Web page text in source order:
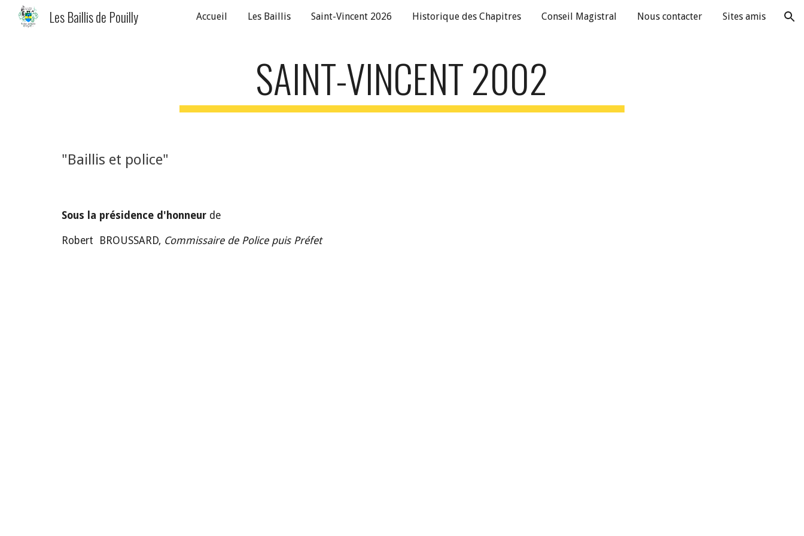
Skip to main content Skip to navigation
Les Baillis de Pouilly Accueil Les Baillis Saint-Vincent 2026 Historique des Chapitres Conseil Magistral Nous contacter Sites amis
SAINT-VINCENT 2002
"Baillis et police"
Sous la présidence d'honneur de
Robert  BROUSSARD, Commissaire de Police puis Préfet